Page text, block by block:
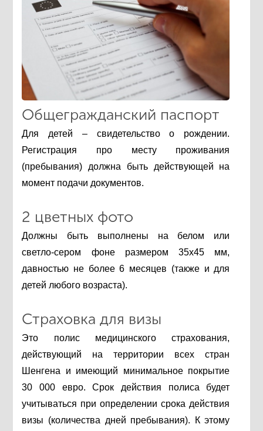
Общегражданский паспорт
Для детей – свидетельство о рождении.
Регистрация про месту проживания
(пребывания) должна быть действующей на
момент подачи документов.
2 цветных фото
Должны быть выполнены на белом или
светло-сером фоне размером 35х45 мм,
давностью не более 6 месяцев (также и для
детей любого возраста).
Страховка для визы
Это полис медицинского страхования,
действующий на территории всех стран
Шенгена и имеющий минимальное покрытие
30 000 евро. Срок действия полиса будет
учитываться при определении срока действия
визы (количества дней пребывания). К этому